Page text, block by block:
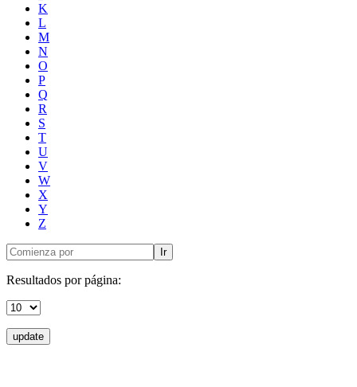
K
L
M
N
O
P
Q
R
S
T
U
V
W
X
Y
Z
Ir
Resultados por página:
update